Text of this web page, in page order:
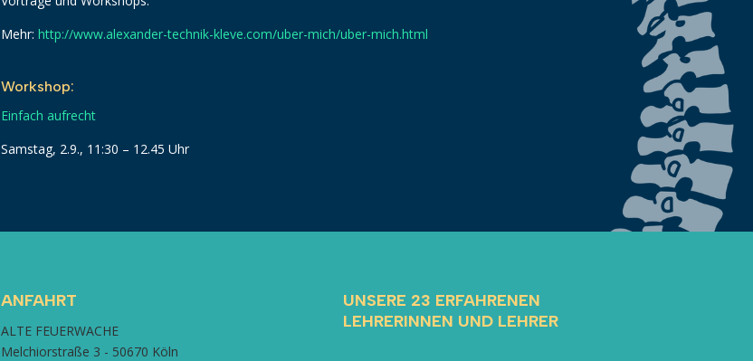
Mehr: http://www.alexander-technik-kleve.com/uber-mich/uber-mich.html
Workshop:
Einfach aufrecht
Samstag, 2.9., 11:30 – 12.45 Uhr
ANFAHRT
ALTE FEUERWACHE
Melchiorstraße 3 - 50670 Köln
UNSERE 23 ERFAHRENEN
LEHRERINNEN UND LEHRER